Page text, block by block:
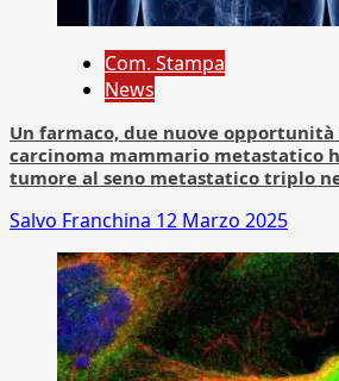
Com. Stampa
News
Un farmaco, due nuove
carcinoma mammario metastatico
tumore al seno metastatico triplo
Salvo Franchina 12 Marzo 2025